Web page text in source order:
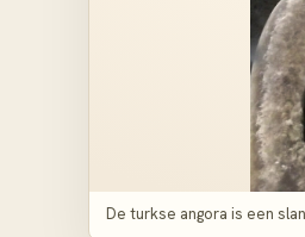
De turkse angora is een